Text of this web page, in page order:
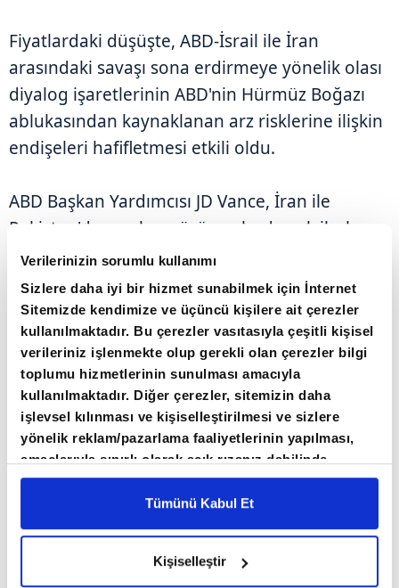
Verilerinizin sorumlu kullanımı
Sizlere daha iyi bir hizmet sunabilmek için İnternet
Sitemizde kendimize ve üçüncü kişilere ait çerezler
kullanılmaktadır. Bu çerezler vasıtasıyla çeşitli kişisel
verileriniz işlenmekte olup gerekli olan çerezler bilgi
toplumu hizmetlerinin sunulması amacıyla
kullanılmaktadır. Diğer çerezler, sitemizin daha
işlevsel kılınması ve kişiselleştirilmesi ve sizlere
yönelik reklam/pazarlama faaliyetlerinin yapılması,
amaçlarıyla sınırlı olarak açık rızanız dahilinde
kullanılacaktır. Çerezlere ilişkin tercihlerinizi çerez
paneli vasıtasıyla belirleyebilirsiniz. Çerezlere ilişkin
detaylı bilgi için Ayarlar butonuna tıklayabilir,
6698 sayılı Kişisel Verilerin Korunması Kanunu
Tümünü Kabul Et
Kişiselleştir
Fiyatlardaki düşüşte, ABD-İsrail ile İran
arasındaki savaşı sona erdirmeye yönelik olası
diyalog işaretlerinin ABD'nin Hürmüz Boğazı
ablukasından kaynaklanan arz risklerine ilişkin
endişeleri hafifletmesi etkili oldu.
ABD Başkan Yardımcısı JD Vance, İran ile
Pakistan'da yapılan görüşmelerde çok ilerleme
kaydedildiğini ancak görüşmelerin devamı ve
olası anlaşmanın İran'a bağlı olduğunu
savundu.